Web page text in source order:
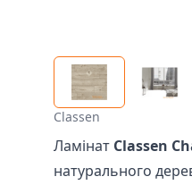
Classen
Ламінат Classen
натурального